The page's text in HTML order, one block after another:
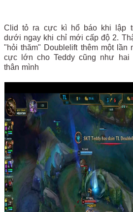
Clid tỏ ra cực kì hổ báo khi lập
dưới ngay khi chỉ mới cấp độ 2.
"hỏi thăm" Doublelift thêm một
cực lớn cho Teddy cũng như hai
thân mình